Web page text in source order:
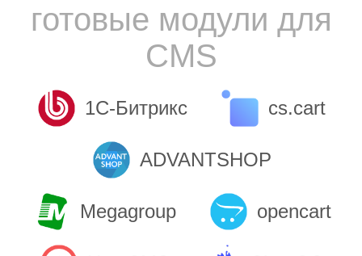
готовые модули для
CMS
1С-Битрикс cs.cart
ADVANTSHOP
Megagroup opencart